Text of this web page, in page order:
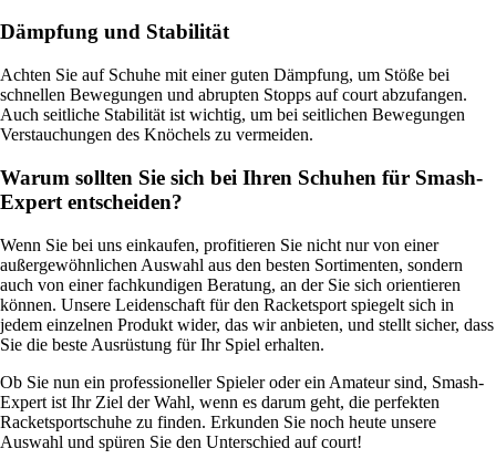
Dämpfung und Stabilität
Achten Sie auf Schuhe mit einer guten Dämpfung, um Stöße bei
schnellen Bewegungen und abrupten Stopps auf court abzufangen.
Auch seitliche Stabilität ist wichtig, um bei seitlichen Bewegungen
Verstauchungen des Knöchels zu vermeiden.
Warum sollten Sie sich bei Ihren Schuhen für Smash-
Expert entscheiden?
Wenn Sie bei uns einkaufen, profitieren Sie nicht nur von einer
außergewöhnlichen Auswahl aus den besten Sortimenten, sondern
auch von einer fachkundigen Beratung, an der Sie sich orientieren
können. Unsere Leidenschaft für den Racketsport spiegelt sich in
jedem einzelnen Produkt wider, das wir anbieten, und stellt sicher, dass
Sie die beste Ausrüstung für Ihr Spiel erhalten.
Ob Sie nun ein professioneller Spieler oder ein Amateur sind, Smash-
Expert ist Ihr Ziel der Wahl, wenn es darum geht, die perfekten
Racketsportschuhe zu finden. Erkunden Sie noch heute unsere
Auswahl und spüren Sie den Unterschied auf court!